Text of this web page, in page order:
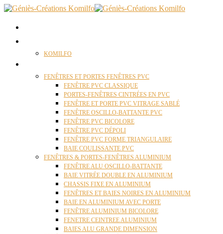
KOMILFO
FENÊTRES ET PORTES FENÊTRES PVC
FENÊTRE PVC CLASSIQUE
PORTES-FENÊTRES CINTRÉES EN PVC
FENÊTRE ET PORTE PVC VITRAGE SABLÉ
FENÊTRE OSCILLO-BATTANTE PVC
FENÊTRE PVC BICOLORE
FENÊTRE PVC DÉPOLI
FENÊTRE PVC FORME TRIANGULAIRE
BAIE COULISSANTE PVC
FENÊTRES & PORTES-FENÊTRES ALUMINIUM
FENÊTRE ALU OSCILLO-BATTANTE
BAIE VITRÉE DOUBLE EN ALUMINIUM
CHASSIS FIXE EN ALUMINIUM
FENÊTRES ET BAIES NOIRES EN ALUMINIUM
BAIE EN ALUMINIUM AVEC PORTE
FENÊTRE ALUMINIUM BICOLORE
FENETRE CEINTREE ALUMINIUM
BAIES ALU GRANDE DIMENSION